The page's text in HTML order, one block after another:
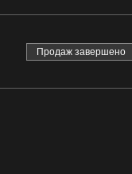
Продаж завершено